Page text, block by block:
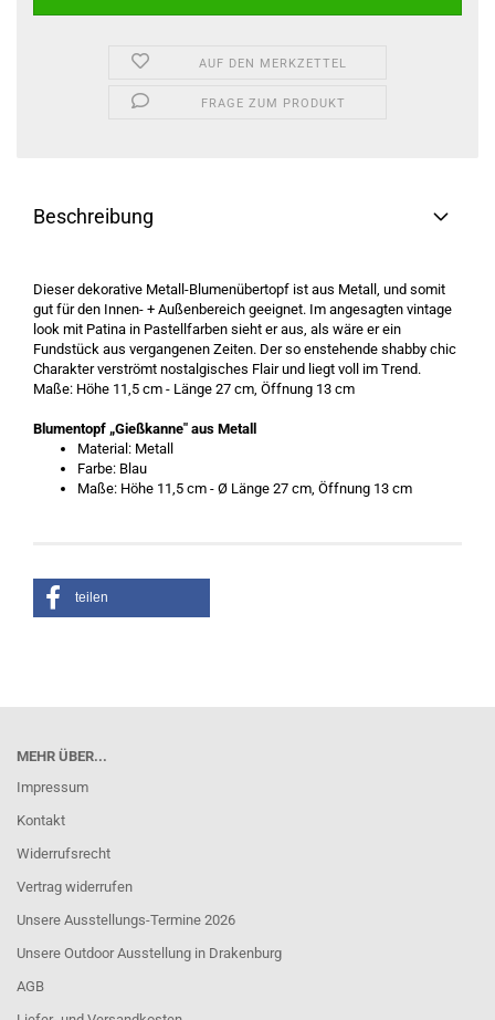
AUF DEN MERKZETTEL
FRAGE ZUM PRODUKT
Beschreibung
Dieser dekorative Metall-Blumenübertopf ist aus Metall, und somit
gut für den Innen- + Außenbereich geeignet. Im angesagten vintage
look mit Patina in Pastellfarben sieht er aus, als wäre er ein
Fundstück aus vergangenen Zeiten. Der so enstehende shabby chic
Charakter verströmt nostalgisches Flair und liegt voll im Trend.
Maße: Höhe 11,5 cm - Länge 27 cm, Öffnung 13 cm
Blumentopf „Gießkanne" aus Metall
Material: Metall
Farbe: Blau
Maße: Höhe 11,5 cm - Ø Länge 27 cm, Öffnung 13 cm
teilen
MEHR ÜBER...
Impressum
Kontakt
Widerrufsrecht
Vertrag widerrufen
Unsere Ausstellungs-Termine 2026
Unsere Outdoor Ausstellung in Drakenburg
AGB